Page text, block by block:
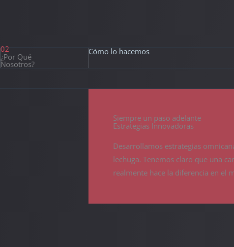
02
¿Por Qué
Nosotros?
Cómo lo hacemos
Siempre un paso adelante
Estrategias Innovadoras
Desarrollamos estrategias
lechuga. Tenemos claro que una
realmente hace la diferencia en el